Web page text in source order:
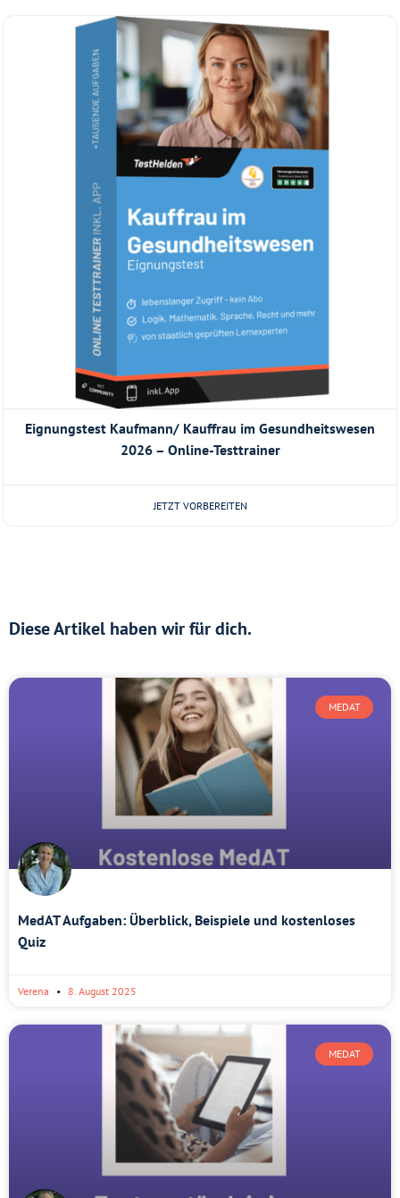
Eignungstest Kaufmann/ Kauffrau im Gesundheitswesen
2026 – Online-Testtrainer
JETZT VORBEREITEN
Diese Artikel haben wir für dich.
MEDAT
MedAT Aufgaben: Überblick, Beispiele und kostenloses
Quiz
Verena 8. August 2025
MEDAT